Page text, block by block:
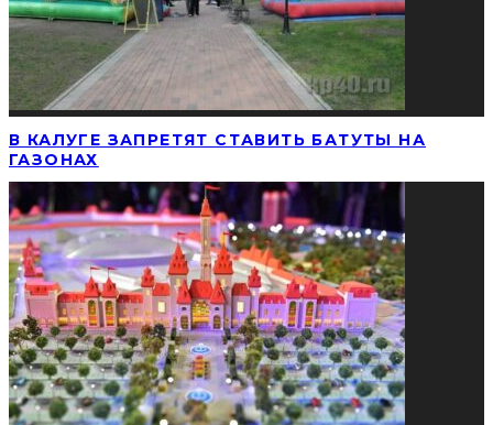
В КАЛУГЕ ЗАПРЕТЯТ СТАВИТЬ БАТУТЫ НА
ГАЗОНАХ